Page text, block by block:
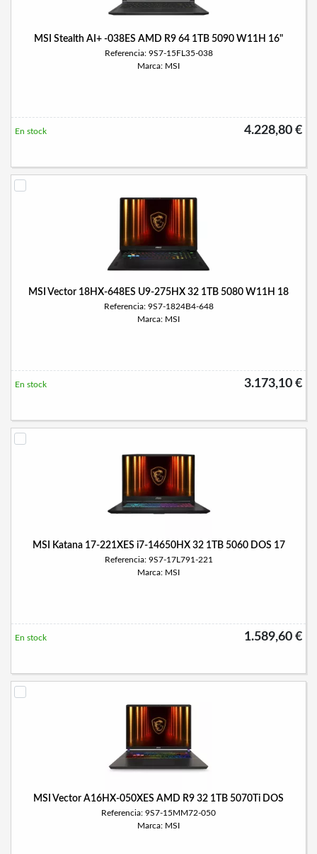
MSI Stealth AI+ -038ES AMD R9 64 1TB 5090 W11H 16"
Referencia: 9S7-15FL35-038
Marca: MSI
4.228,80 €
En stock
MSI Vector 18HX-648ES U9-275HX 32 1TB 5080 W11H 18
Referencia: 9S7-1824B4-648
Marca: MSI
3.173,10 €
En stock
MSI Katana 17-221XES i7-14650HX 32 1TB 5060 DOS 17
Referencia: 9S7-17L791-221
Marca: MSI
1.589,60 €
En stock
MSI Vector A16HX-050XES AMD R9 32 1TB 5070Ti DOS
Referencia: 9S7-15MM72-050
Marca: MSI